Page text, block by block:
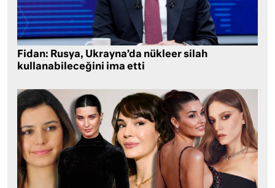
Fidan: Rusya, Ukrayna’da nükleer silah
kullanabileceğini ima etti